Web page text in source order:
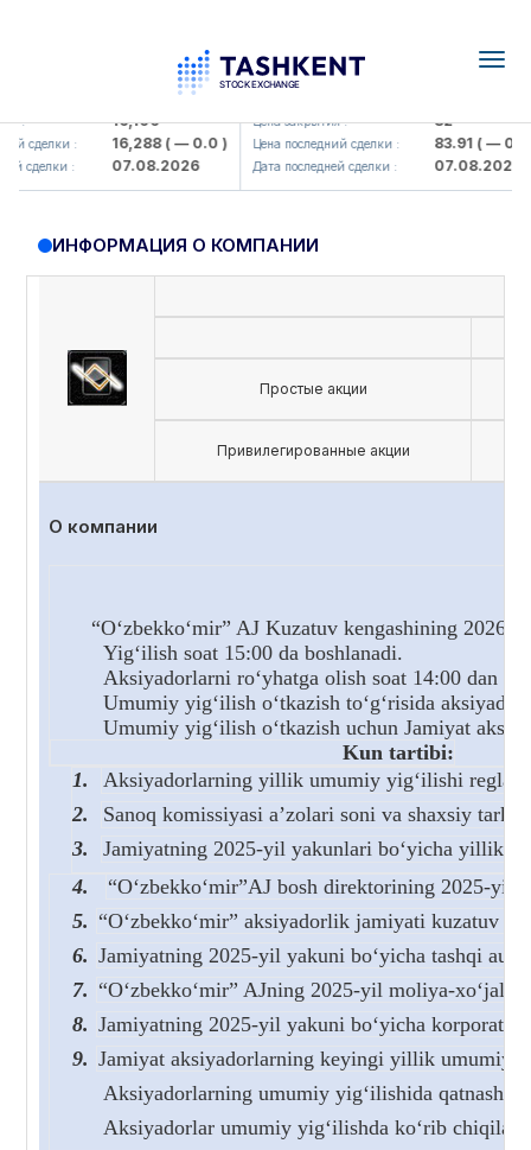
: 16,100
сделки : 16,288( — 0.0 )
сделки : 07.08.2026
KFSK (<Kafolat sug'urta
Цена закрытия : 82
Цена последний сделки : 83.91( — 0.0 )
Дата последней сделки : 07.08.2026
ИНФОРМАЦИЯ О КОМПАНИИ
Простые акции
Привилегированные акции
О компании
“O‘zbekko‘mir” AJ Kuzatuv kengashining 2026-
Yig‘ilish soat 15:00 da boshlanadi.
Aksiyadorlarni ro‘yhatga olish soat 14:00 dan
Umumiy yig‘ilish o‘tkazish to‘g‘risida
Umumiy yig‘ilish o‘tkazish uchun Jamiyat
Kun tartibi:
1.
Aksiyadorlarning yillik umumiy yig‘ilishi
2.
Sanoq komissiyasi a’zolari soni va shaxsiy
3.
Jamiyatning 2025-yil yakunlari bo‘yicha yillik
4.
“O‘zbekko‘mir”AJ bosh direktorining 2025-yil
5. “O‘zbekko‘mir” aksiyadorlik jamiyati kuzatuv
6. Jamiyatning 2025-yil yakuni bo‘yicha tashqi
7. “O‘zbekko‘mir” AJning 2025-yil moliya-
8. Jamiyatning 2025-yil yakuni bo‘yicha
9. Jamiyat aksiyadorlarning keyingi yillik umumiy
Aksiyadorlarning umumiy yig‘ilishida
Aksiyadorlar umumiy yig‘ilishda ko‘rib